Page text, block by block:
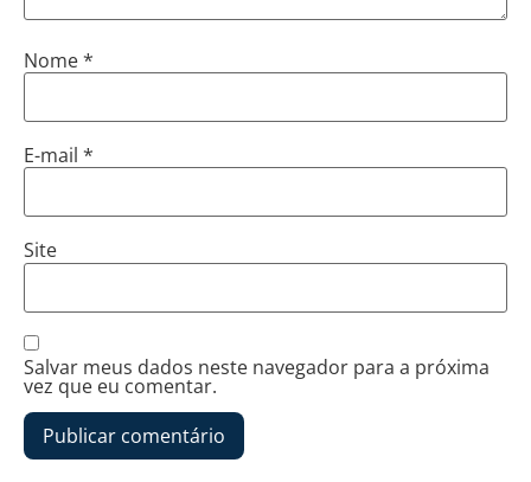
Nome*
E-mail *
Site
Salvar meus dados neste navegador para a próxima
vez que eu comentar.